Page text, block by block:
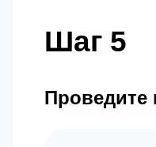
Шаг 5
Проведите